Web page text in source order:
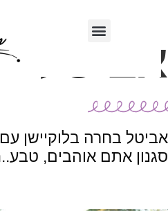
בחרה בלוקיישן עם
אתם אוהבים,